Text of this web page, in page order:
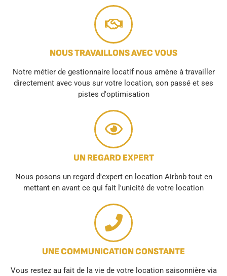
NOUS TRAVAILLONS AVEC VOUS
Notre métier de gestionnaire locatif nous amène à travailler
directement avec vous sur votre location, son passé et ses
pistes d'optimisation
UN REGARD EXPERT
Nous posons un regard d'expert en location Airbnb tout en
mettant en avant ce qui fait l'unicité de votre location
UNE COMMUNICATION CONSTANTE
Vous restez au fait de la vie de votre location saisonnière via